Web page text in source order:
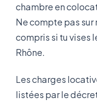
chambre en
Ne compte pas
compris si tu vises
Rhône.
Les charges
listées par le